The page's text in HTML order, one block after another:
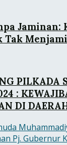
Jaminan:
Tak
PILKADA
:
DI